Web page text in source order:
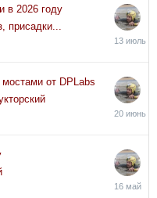
в 2026 году
присадки...
13
от DPLabs
20
16